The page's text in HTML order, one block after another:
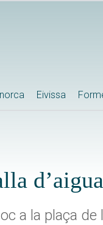
Eivissa
a la plaça